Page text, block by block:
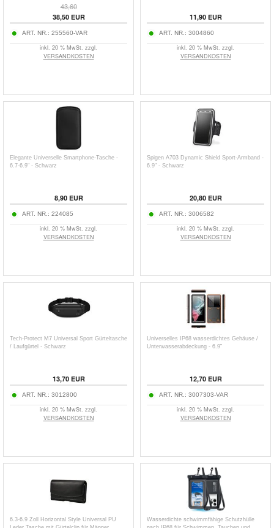
43,60
38,50EUR
ART. NR.: 255560-VAR
inkl. 20 % MwSt. zzgl.
VERSANDKOSTEN
11,90EUR
ART. NR.: 3004860
inkl. 20 % MwSt. zzgl.
VERSANDKOSTEN
Elegante Universelle Smartphone-Tasche -
6.7-6.9" - Schwarz
8,90EUR
ART. NR.: 224085
inkl. 20 % MwSt. zzgl.
VERSANDKOSTEN
Spigen A703 Dynamic Shield Sport-Armband -
6.9" - Schwarz
20,80EUR
ART. NR.: 3006582
inkl. 20 % MwSt. zzgl.
VERSANDKOSTEN
Tech-Protect M7 Universal Sport Gürteltasche
/ Laufgürtel - Schwarz
13,70EUR
ART. NR.: 3012800
inkl. 20 % MwSt. zzgl.
VERSANDKOSTEN
Universelles IP68 wasserdichtes Gehäuse /
Unterwasserabdeckung - 6.9"
12,70EUR
ART. NR.: 3007303-VAR
inkl. 20 % MwSt. zzgl.
VERSANDKOSTEN
6.3-6.9 Zoll Horizontal Style Universal PU
Wasserdichte schwimmfähige Schutzhülle